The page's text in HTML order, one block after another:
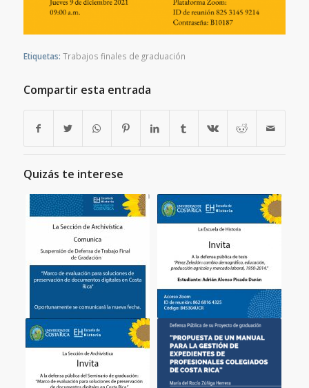
Etiquetas: Trabajos finales de graduación
Compartir esta entrada
Quizás te interese